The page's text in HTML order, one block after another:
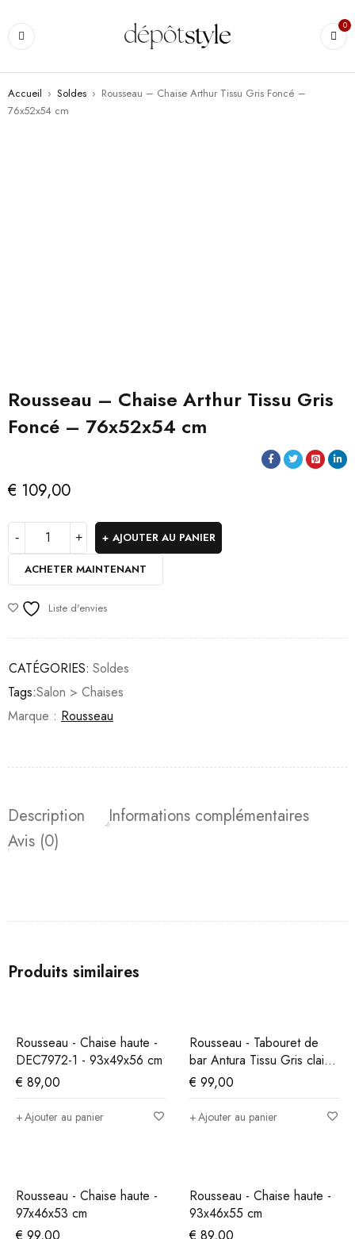
0
Accueil › Soldes › Rousseau – Chaise Arthur Tissu Gris Foncé –
76x52x54 cm
Rousseau – Chaise Arthur Tissu Gris
Foncé – 76x52x54 cm
€ 109,00
AJOUTER AU PANIER
ACHETER MAINTENANT
Liste d'envies
CATÉGORIES: Soldes
Tags:Salon > Chaises
Marque : Rousseau
Description
Informations complémentaires
Avis (0)
Produits similaires
Rousseau - Chaise haute -
DEC7972-1 - 93x49x56 cm
€ 89,00
Ajouter au panier
Rousseau - Tabouret de
bar Antura Tissu Gris clair -
97x46x53 cm
€ 99,00
Ajouter au panier
Rousseau - Chaise haute -
97x46x53 cm
Rousseau - Chaise haute -
93x46x55 cm